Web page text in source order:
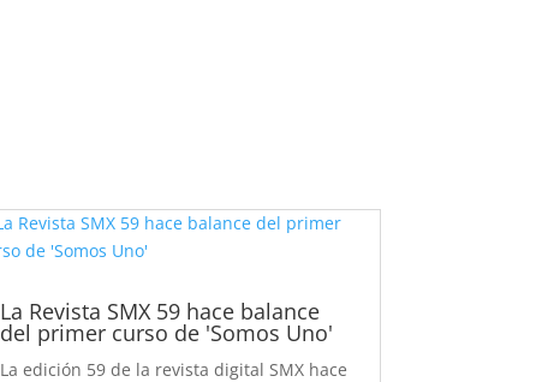
La Revista SMX 59 hace balance
del primer curso de 'Somos Uno'
La edición 59 de la revista digital SMX hace